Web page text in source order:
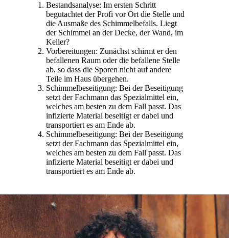
Bestandsanalyse: Im ersten Schritt
begutachtet der Profi vor Ort die Stelle und
die Ausmaße des Schimmelbefalls. Liegt
der Schimmel an der Decke, der Wand, im
Keller?
Vorbereitungen: Zunächst schirmt er den
befallenen Raum oder die befallene Stelle
ab, so dass die Sporen nicht auf andere
Teile im Haus übergehen.
Schimmelbeseitigung: Bei der Beseitigung
setzt der Fachmann das Spezialmittel ein,
welches am besten zu dem Fall passt. Das
infizierte Material beseitigt er dabei und
transportiert es am Ende ab.
Schimmelbeseitigung: Bei der Beseitigung
setzt der Fachmann das Spezialmittel ein,
welches am besten zu dem Fall passt. Das
infizierte Material beseitigt er dabei und
transportiert es am Ende ab.